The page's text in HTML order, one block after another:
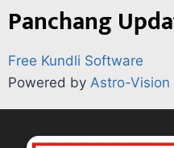
Panchang
Free Kundli Software
Powered by Astro-Vision